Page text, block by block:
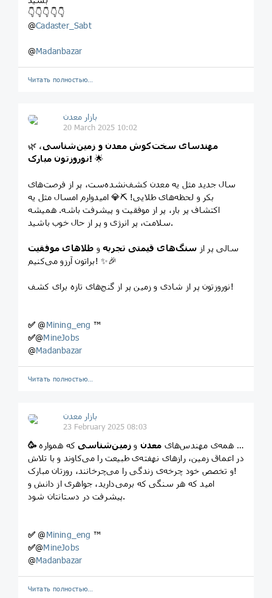
👇👇👇👇👇
@Cadaster_Sabt
@Madanbazar
Читать полностью…
بازار معدن
20 March 2025 10:02
🌿 مهندسای سخت‌کوش معدن و زمین‌شناسی،
نوروزتون مبارک!🌟
سال جدید مثل یه معدن کشف‌نشده‌ست، پر از فرصت‌های
بکر و لحظه‌های طلایی! ⛏️💎 امیدوارم امسال مثل یه
اکتشاف پر بار، پر از موفقیت و پیشرفت باشه. همیشه
سلامت، پر انرژی و پر از حال خوب باشید.
سالی پر از سنگ‌های قیمتی تجربهو طلاهای موفقیت
براتون آرزو می‌کنیم! ✨🎉
نوروزتون پر از شادی و زمین پر از گنج‌های تازه برای کشف!
✅ @Mining_eng ™
✅@MineJobs
@Madanbazar
Читать полностью…
بازار معدن
23 February 2025 08:03
🥳 به همه‌ی مهندس‌های معدن وزمین‌شناسیکه همواره
در اعماق زمین، رازهای نهفته‌ی طبیعت را می‌کاوند و با تلاش
و تخصص خود چرخه‌ی زندگی را می‌چرخانند، روزتان مبارک!
امید که هر سنگی که برمی‌دارید، جواهری از دانش و
پیشرفت در دستانتان شود.
✅ @Mining_eng ™
✅@MineJobs
@Madanbazar
Читать полностью…